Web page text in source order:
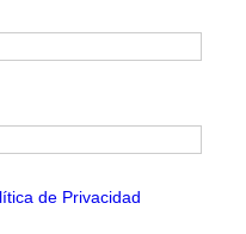
de Privacidad